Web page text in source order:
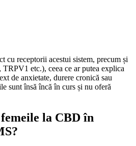
cu receptorii acestui sistem, precum și
etc.), ceea ce ar putea explica
de anxietate, durere cronică sau
sunt însă încă în curs și nu oferă
femeile la CBD în